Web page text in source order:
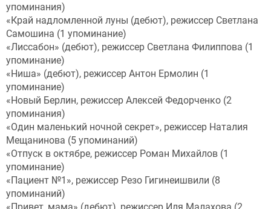
упоминания)
«Край надломленной луны (дебют), режиссер Светлана
Самошина (1 упоминание)
«Лиссабон» (дебют), режиссер Светлана Филиппова (1
упоминание)
«Ниша» (дебют), режиссер Антон Ермолин (1
упоминание)
«Новый Берлин, режиссер Алексей Федорченко (2
упоминания)
«Один маленький ночной секрет», режиссер Наталия
Мещанинова (5 упоминаний)
«Отпуск в октябре, режиссер Роман Михайлов (1
упоминание)
«Пациент №1», режиссер Резо Гигинеишвили (8
упоминаний)